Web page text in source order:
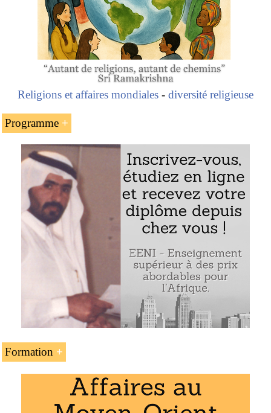
Religions et affaires mondiales - diversité religieuse
Programme
La entrepreneure jordanienne Randa Ayoubi
Le groupe Rubicon
Randa Ayoubi (entrepreneure jordanienne)
Formation
L’unité d’enseignement « Randa Ayoubi (entrepreneure
jordanienne) » fait partie des programmes online
proposés par l’EENI Global Business School :